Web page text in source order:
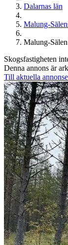
Dalarnas län
Malung-
Malung-
Skogsfastigheten
Denna annons är
Till aktuella